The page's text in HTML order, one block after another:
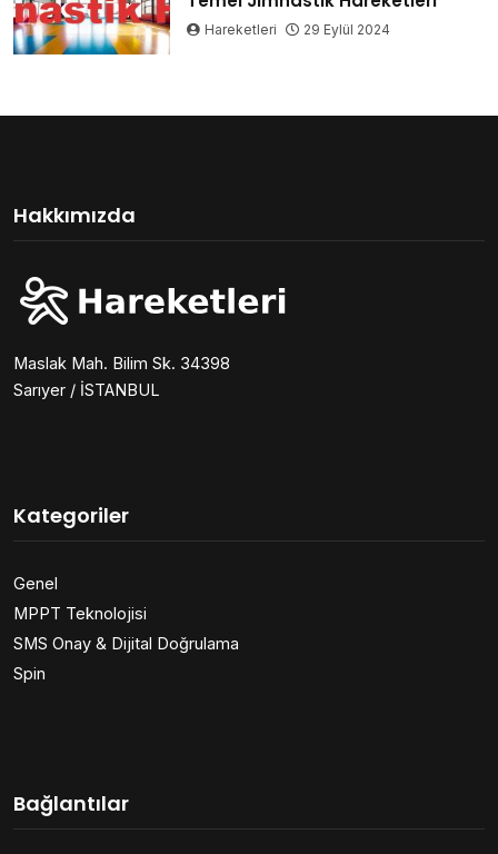
Hareketleri 29 Eylül 2024
Hakkımızda
Maslak Mah. Bilim Sk. 34398
Sarıyer / İSTANBUL
Kategoriler
Genel
MPPT Teknolojisi
SMS Onay & Dijital Doğrulama
Spin
Bağlantılar